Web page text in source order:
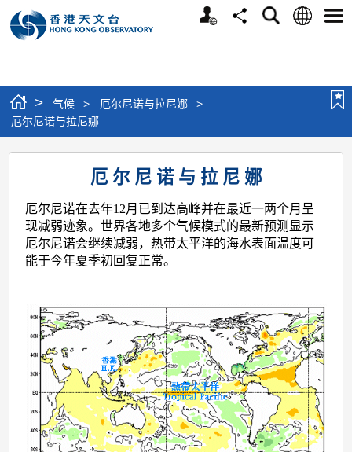
个
分
搜
语
选
> 气候 > 厄尔尼诺与拉尼娜
>
厄尔尼诺与拉尼娜
厄
尼
诺
与
尼
娜
厄 尔 尼 诺 与 拉 尼 娜
厄尔尼诺在去年12月已到达高峰并在最近一两个月呈
现减弱迹象。世界各地多个气候模式的最新预测显示
厄尔尼诺会继续减弱，热带太平洋的海水表面温度可
能于今年夏季初回复正常。